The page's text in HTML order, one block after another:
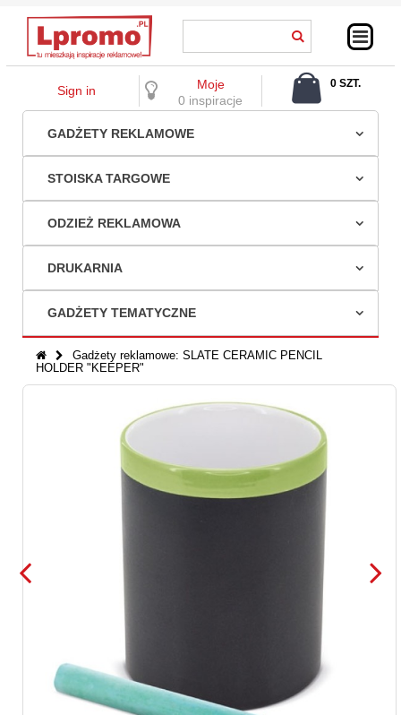
Sign in
Moje
0 inspiracje
0 SZT.
GADŻETY REKLAMOWE
STOISKA TARGOWE
ODZIEŻ REKLAMOWA
DRUKARNIA
GADŻETY TEMATYCZNE
Gadżety reklamowe: SLATE CERAMIC PENCIL
HOLDER "KEEPER"